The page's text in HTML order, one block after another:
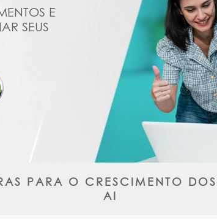
E
SEUS
PARA O CRESCIMENTO
AI